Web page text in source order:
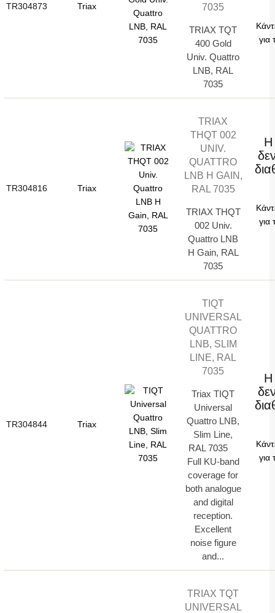
TR304873 Triax
7035
TRIAX TQT
400 Gold
Univ. Quattro
LNB, RAL
7035
για
TR304816 Triax
TRIAX
THQT 002
UNIV.
QUATTRO
LNB H GAIN,
RAL 7035
TRIAX THQT
002 Univ.
Quattro LNB
H Gain, RAL
7035
Η
για
TR304844 Triax
TIQT
UNIVERSAL
QUATTRO
LNB, SLIM
LINE, RAL
7035
Triax TIQT
Universal
Quattro LNB,
Slim Line,
RAL 7035
Full KU-band
coverage for
both analogue
and digital
reception.
Excellent
noise figure
and...
Η
για
TRIAX TQT
UNIVERSAL